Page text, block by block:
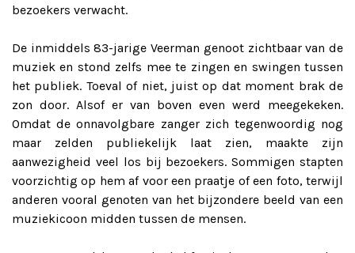
bezoekers verwacht.
De inmiddels 83-jarige Veerman genoot zichtbaar van de
muziek en stond zelfs mee te zingen en swingen tussen
het publiek. Toeval of niet, juist op dat moment brak de
zon door. Alsof er van boven even werd meegekeken.
Omdat de onnavolgbare zanger zich tegenwoordig nog
maar zelden publiekelijk laat zien, maakte zijn
aanwezigheid veel los bij bezoekers. Sommigen stapten
voorzichtig op hem af voor een praatje of een foto, terwijl
anderen vooral genoten van het bijzondere beeld van een
muziekicoon midden tussen de mensen.